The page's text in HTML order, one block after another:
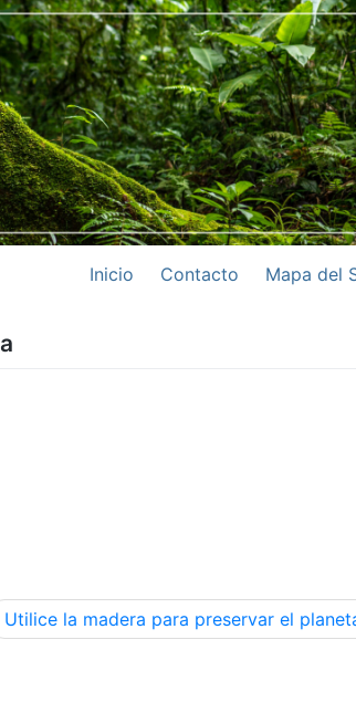
Inicio Contacto
Mapa del
Utilice la madera para preservar el